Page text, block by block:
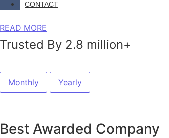
CONTACT
READ MORE
Trusted By 2.8 million+
Monthly Yearly
Best Awarded Company